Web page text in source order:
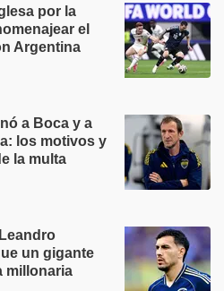
por la
el
Argentina
a Boca y a
los motivos y
la multa
un gigante
millonaria